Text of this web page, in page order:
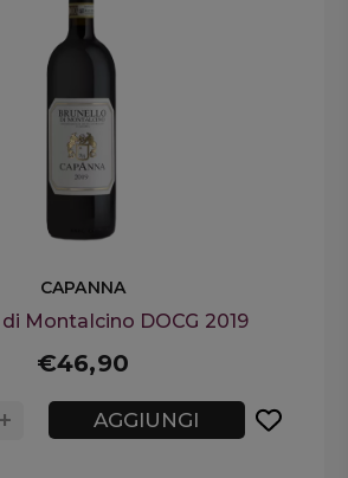
CAPANNA
Montalcino DOCG 2019
€46,90
+ AGGIUNGI